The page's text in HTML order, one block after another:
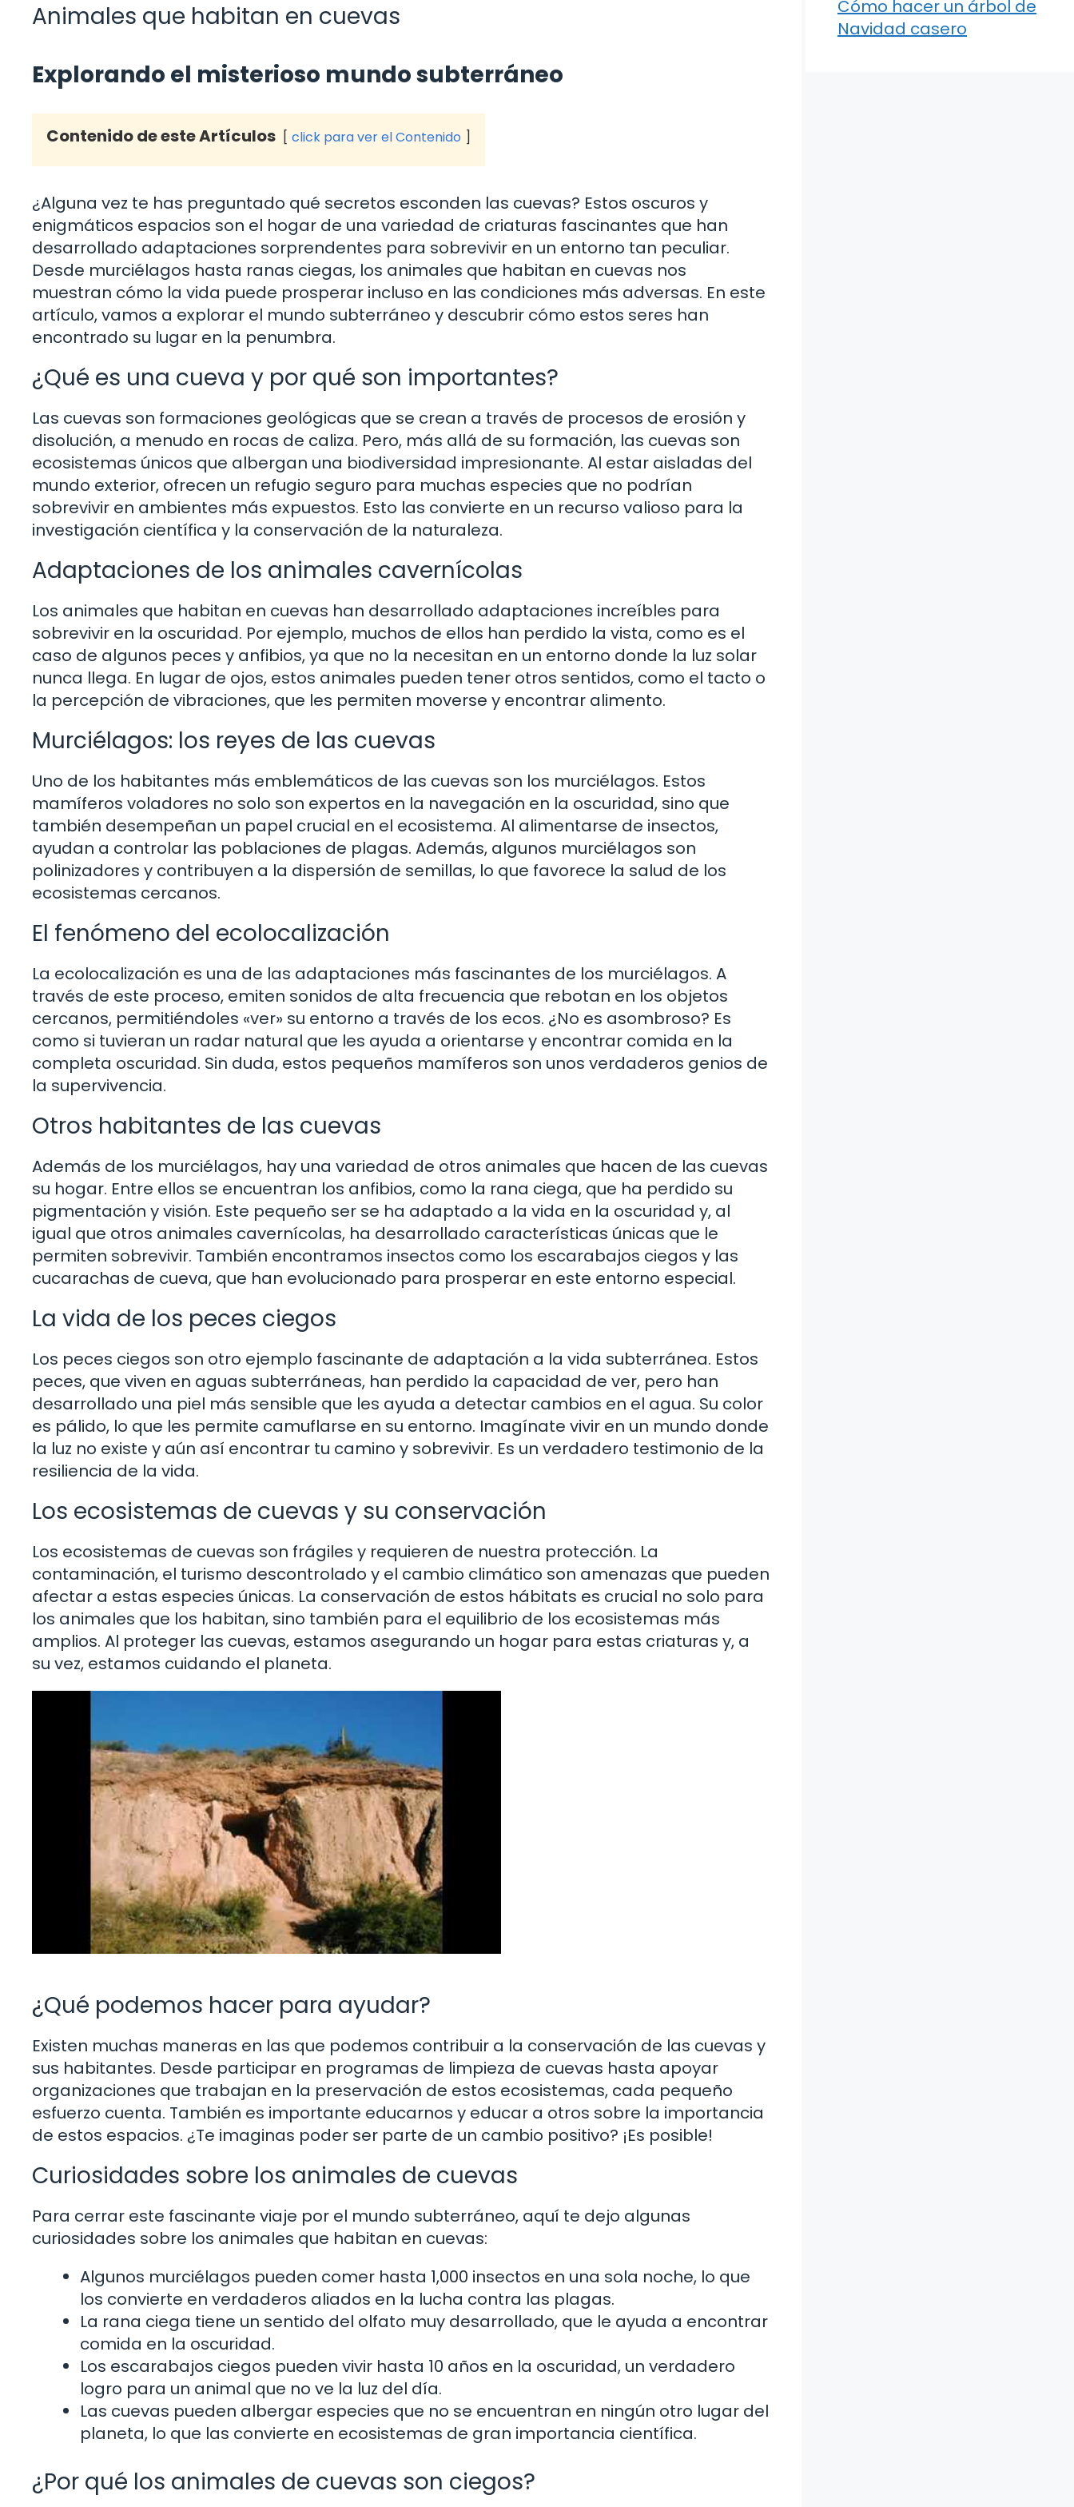
Animales que habitan en cuevas
Explorando el misterioso mundo subterráneo
Contenido de este Artículos click para ver el Contenido
¿Alguna vez te has preguntado qué secretos esconden las cuevas? Estos oscuros y
enigmáticos espacios son el hogar de una variedad de criaturas fascinantes que han
desarrollado adaptaciones sorprendentes para sobrevivir en un entorno tan peculiar.
Desde murciélagos hasta ranas ciegas, los animales que habitan en cuevas nos
muestran cómo la vida puede prosperar incluso en las condiciones más adversas. En este
artículo, vamos a explorar el mundo subterráneo y descubrir cómo estos seres han
encontrado su lugar en la penumbra.
¿Qué es una cueva y por qué son importantes?
Las cuevas son formaciones geológicas que se crean a través de procesos de erosión y
disolución, a menudo en rocas de caliza. Pero, más allá de su formación, las cuevas son
ecosistemas únicos que albergan una biodiversidad impresionante. Al estar aisladas del
mundo exterior, ofrecen un refugio seguro para muchas especies que no podrían
sobrevivir en ambientes más expuestos. Esto las convierte en un recurso valioso para la
investigación científica y la conservación de la naturaleza.
Adaptaciones de los animales cavernícolas
Los animales que habitan en cuevas han desarrollado adaptaciones increíbles para
sobrevivir en la oscuridad. Por ejemplo, muchos de ellos han perdido la vista, como es el
caso de algunos peces y anfibios, ya que no la necesitan en un entorno donde la luz solar
nunca llega. En lugar de ojos, estos animales pueden tener otros sentidos, como el tacto o
la percepción de vibraciones, que les permiten moverse y encontrar alimento.
Murciélagos: los reyes de las cuevas
Uno de los habitantes más emblemáticos de las cuevas son los murciélagos. Estos
mamíferos voladores no solo son expertos en la navegación en la oscuridad, sino que
también desempeñan un papel crucial en el ecosistema. Al alimentarse de insectos,
ayudan a controlar las poblaciones de plagas. Además, algunos murciélagos son
polinizadores y contribuyen a la dispersión de semillas, lo que favorece la salud de los
ecosistemas cercanos.
El fenómeno del ecolocalización
La ecolocalización es una de las adaptaciones más fascinantes de los murciélagos. A
través de este proceso, emiten sonidos de alta frecuencia que rebotan en los objetos
cercanos, permitiéndoles «ver» su entorno a través de los ecos. ¿No es asombroso? Es
como si tuvieran un radar natural que les ayuda a orientarse y encontrar comida en la
completa oscuridad. Sin duda, estos pequeños mamíferos son unos verdaderos genios de
la supervivencia.
Otros habitantes de las cuevas
Además de los murciélagos, hay una variedad de otros animales que hacen de las cuevas
su hogar. Entre ellos se encuentran los anfibios, como la rana ciega, que ha perdido su
pigmentación y visión. Este pequeño ser se ha adaptado a la vida en la oscuridad y, al
igual que otros animales cavernícolas, ha desarrollado características únicas que le
permiten sobrevivir. También encontramos insectos como los escarabajos ciegos y las
cucarachas de cueva, que han evolucionado para prosperar en este entorno especial.
La vida de los peces ciegos
Los peces ciegos son otro ejemplo fascinante de adaptación a la vida subterránea. Estos
peces, que viven en aguas subterráneas, han perdido la capacidad de ver, pero han
desarrollado una piel más sensible que les ayuda a detectar cambios en el agua. Su color
es pálido, lo que les permite camuflarse en su entorno. Imagínate vivir en un mundo donde
la luz no existe y aún así encontrar tu camino y sobrevivir. Es un verdadero testimonio de la
resiliencia de la vida.
Los ecosistemas de cuevas y su conservación
Los ecosistemas de cuevas son frágiles y requieren de nuestra protección. La
contaminación, el turismo descontrolado y el cambio climático son amenazas que pueden
afectar a estas especies únicas. La conservación de estos hábitats es crucial no solo para
los animales que los habitan, sino también para el equilibrio de los ecosistemas más
amplios. Al proteger las cuevas, estamos asegurando un hogar para estas criaturas y, a
su vez, estamos cuidando el planeta.
¿Qué podemos hacer para ayudar?
Existen muchas maneras en las que podemos contribuir a la conservación de las cuevas y
sus habitantes. Desde participar en programas de limpieza de cuevas hasta apoyar
organizaciones que trabajan en la preservación de estos ecosistemas, cada pequeño
esfuerzo cuenta. También es importante educarnos y educar a otros sobre la importancia
de estos espacios. ¿Te imaginas poder ser parte de un cambio positivo? ¡Es posible!
Curiosidades sobre los animales de cuevas
Para cerrar este fascinante viaje por el mundo subterráneo, aquí te dejo algunas
curiosidades sobre los animales que habitan en cuevas:
Algunos murciélagos pueden comer hasta 1,000 insectos en una sola noche, lo que
los convierte en verdaderos aliados en la lucha contra las plagas.
La rana ciega tiene un sentido del olfato muy desarrollado, que le ayuda a encontrar
comida en la oscuridad.
Los escarabajos ciegos pueden vivir hasta 10 años en la oscuridad, un verdadero
logro para un animal que no ve la luz del día.
Las cuevas pueden albergar especies que no se encuentran en ningún otro lugar del
planeta, lo que las convierte en ecosistemas de gran importancia científica.
¿Por qué los animales de cuevas son ciegos?
Cómo hacer un árbol de
Navidad casero